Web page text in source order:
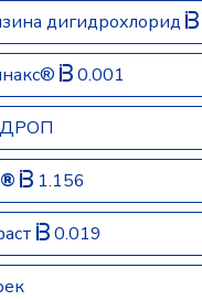
дигидрохлорид
0.001
1.156
0.019